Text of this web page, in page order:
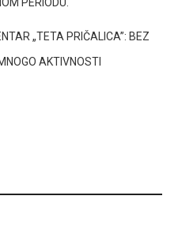
„TETA PRIČALICA”: BEZ
AKTIVNOSTI